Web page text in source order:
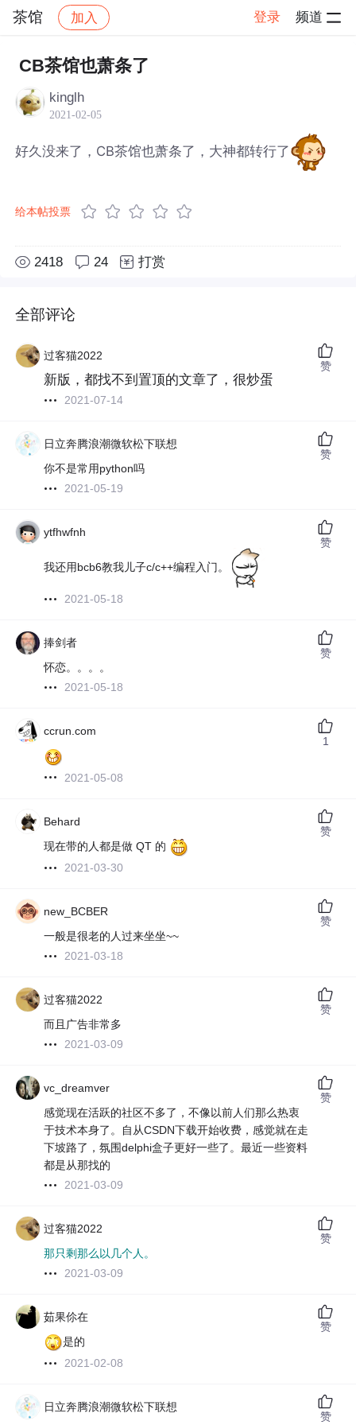
茶馆 加入 登录 频道
社区 茶馆 帖子详情
CB茶馆也萧条了
kinglh
2021-02-05
好久没来了，CB茶馆也萧条了，大神都转行了
给本帖投票
2418 24 打赏
全部评论
过客猫2022
新版，都找不到置顶的文章了，很炒蛋
2021-07-14
赞
日立奔腾浪潮微软松下联想
你不是常用python吗
2021-05-19
赞
ytfhwfnh
我还用bcb6教我儿子c/c++编程入门。
2021-05-18
赞
捧剑者
怀恋。。。。
2021-05-18
赞
ccrun.com
2021-05-08
1
Behard
现在带的人都是做 QT 的
2021-03-30
赞
new_BCBER
一般是很老的人过来坐坐~~
2021-03-18
赞
过客猫2022
而且广告非常多
2021-03-09
赞
vc_dreamver
感觉现在活跃的社区不多了，不像以前人们那么热衷
于技术本身了。自从CSDN下载开始收费，感觉就在走
下坡路了，氛围delphi盒子更好一些了。最近一些资料
都是从那找的
2021-03-09
赞
过客猫2022
那只剩那么以几个人。
2021-03-09
赞
茹果伱在
是的
2021-02-08
赞
日立奔腾浪潮微软松下联想
赞